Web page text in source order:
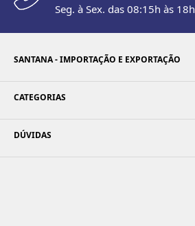
Seg. à Sex. das 08:15h às 18h
SANTANA - IMPORTAÇÃO E EXPORTAÇÃO
CATEGORIAS
DÚVIDAS